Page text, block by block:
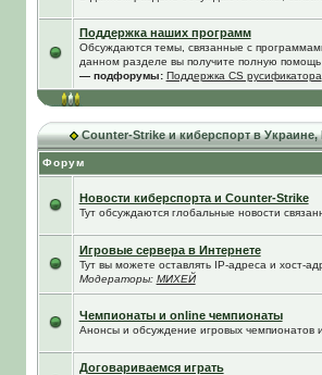
Поддержка наших программ
Обсуждаются темы, связанные с
данном разделе вы получите полную
— подфорумы: Поддержка CS русификатора
Counter-Strike и киберспорт в
Форум
Новости киберспорта и Counter-Strike
Тут обсуждаются глобальные новости
Игровые сервера в Интернете
Тут вы можете оставлять IP-адреса и хост-
Модераторы: МИХЕЙ
Чемпионаты и online чемпионаты
Анонсы и обсуждение игровых чемпионатов
Договариваемся играть